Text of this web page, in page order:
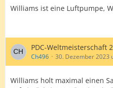
Williams ist eine Luftpumpe,
PDC-Weltmeisterschaft
Ch496 30. Dezember 2023
Williams holt maximal einen